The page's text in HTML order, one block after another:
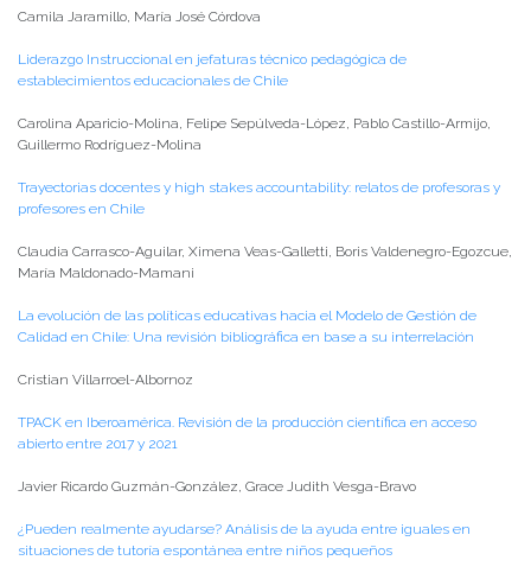
Camila Jaramillo, María José Córdova
Liderazgo Instruccional en jefaturas técnico pedagógica de
establecimientos educacionales de Chile
Carolina Aparicio-Molina, Felipe Sepúlveda-López, Pablo Castillo-Armijo,
Guillermo Rodríguez-Molina
Trayectorias docentes y high stakes accountability: relatos de profesoras y
profesores en Chile
Claudia Carrasco-Aguilar, Ximena Veas-Galletti, Boris Valdenegro-Egozcue,
María Maldonado-Mamani
La evolución de las políticas educativas hacia el Modelo de Gestión de
Calidad en Chile: Una revisión bibliográfica en base a su interrelación
Cristian Villarroel-Albornoz
TPACK en Iberoamérica. Revisión de la producción científica en acceso
abierto entre 2017 y 2021
Javier Ricardo Guzmán-González, Grace Judith Vesga-Bravo
¿Pueden realmente ayudarse? Análisis de la ayuda entre iguales en
situaciones de tutoría espontánea entre niños pequeños